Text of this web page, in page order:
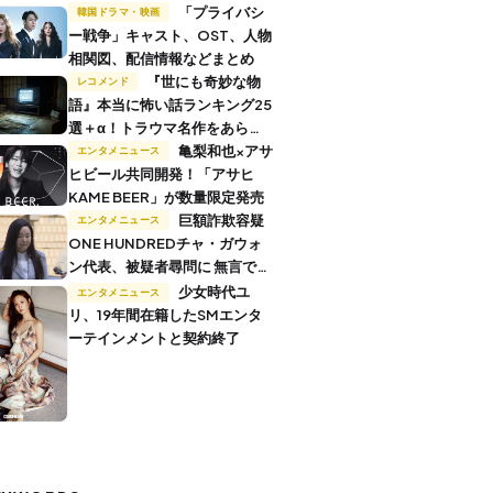
韓国ドラマ・映画
ー戦争」キャスト、OST、人物
相関図、配信情報などまとめ
レコメンド
語』本当に怖い話ランキング25
選＋α！トラウマ名作をあらす
じ付きで解説
エンタメニュース
ヒビール共同開発！「アサヒ
KAME BEER」が数量限定発売
エンタメニュース
ONE HUNDREDチャ・ガウォ
ン代表、被疑者尋問に 無言で退
廷エンタメニュース
リ、19年間在籍したSMエンタ
ーテインメントと契約終了